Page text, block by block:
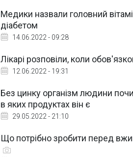
Медики назвали головний
діабетом
14.06.2022 - 09:28
Лікарі розповіли, коли
12.06.2022 - 19:31
Без цинку організм людини
в яких продуктах він є
29.05.2022 - 21:10
Що потрібно зробити перед